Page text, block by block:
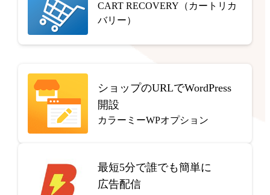
CART RECOVERY（カートリカ
バリー）
ショップのURLでWordPress
開設
カラーミーWPオプション
最短5分で誰でも簡単に
広告配信